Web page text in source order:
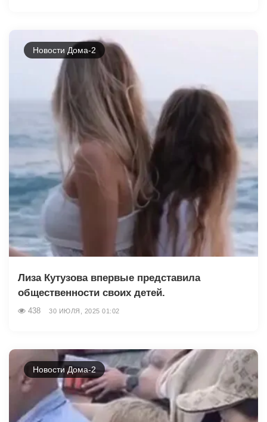
Новости Дома-2
Лиза Кутузова впервые представила
общественности своих детей.
438 30 ИЮЛЯ, 2025 01:02
Новости Дома-2